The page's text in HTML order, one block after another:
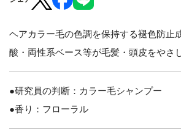
ヘアカラー毛の色調を保持する褪色防止
酸・両性系ベース等が毛髪・頭皮をやさ
●研究員の判断：カラー毛シャンプー
●香り：フローラル